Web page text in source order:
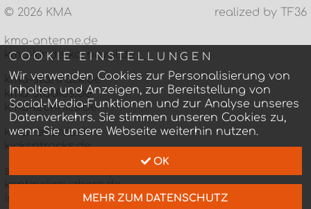
© 2026 KMA realized by TF36
kma-antenne.de
kma-kinderkarneval.de
kma-startruck.de
kma-studios.de
kma-technics.de
kma-records.de
kicksntracks.de
kantinekreuzberg.de
COOKIE EINSTELLUNGEN
Wir verwenden Cookies zur Personalisierung von
Inhalten und Anzeigen, zur Bereitstellung von
Social-Media-Funktionen und zur Analyse unseres
Datenverkehrs. Sie stimmen unseren Cookies zu,
wenn Sie unsere Webseite weiterhin nutzen.
OK
MEHR ZUM DATENSCHUTZ